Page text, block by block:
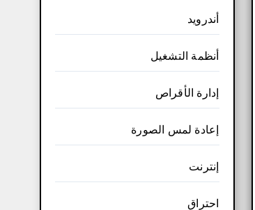
أندرويد
أنظمة التشغيل
إدارة الأقراص
إعادة لمس الصورة
إنترنت
احتراق